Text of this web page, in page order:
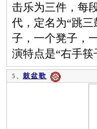
击乐为三件，每
代，定名为“跳
子，一个凳子，
演特点是“右手
5、 鼓盆歌